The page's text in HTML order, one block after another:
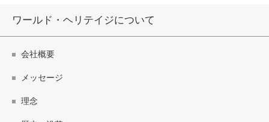
ワールド・ヘリテイジについて
会社概要
メッセージ
理念